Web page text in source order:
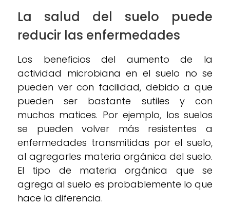
La salud del suelo puede
reducir las enfermedades
Los beneficios del aumento de la
actividad microbiana en el suelo no se
pueden ver con facilidad, debido a que
pueden ser bastante sutiles y con
muchos matices. Por ejemplo, los suelos
se pueden volver más resistentes a
enfermedades transmitidas por el suelo,
al agregarles materia orgánica del suelo.
El tipo de materia orgánica que se
agrega al suelo es probablemente lo que
hace la diferencia.